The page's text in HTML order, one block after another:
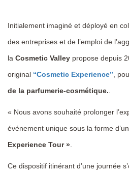
Initialement imaginé et déployé en
des entreprises et de l’emploi de
la Cosmetic Valley propose depuis
original “Cosmetic Experience” ,
de la parfumerie-cosmétique.
« Nous avons souhaité prolonger
événement unique sous la forme
Experience Tour »
Ce dispositif itinérant d’une journée